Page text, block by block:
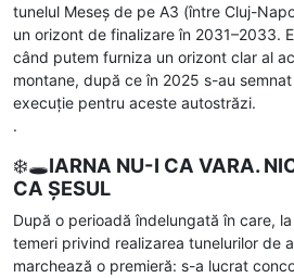
tunelul Meseș de pe A3 (între Cluj-
un orizont de finalizare în 2031–2033.
când putem furniza un orizont clar al
montane, după ce în 2025 s-au
execuție pentru aceste autostrăzi.
.
❄️🕳️IARNA NU-I CA VARA.
CA ȘESUL
După o perioadă îndelungată în care,
temeri privind realizarea tunelurilor de
marchează o premieră: s-a lucrat